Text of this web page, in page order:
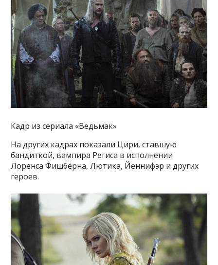
Кадр из сериала «Ведьмак»
На других кадрах показали Цири, ставшую
бандиткой, вампира Региса в исполнении
Лоренса Фишбёрна, Лютика, Йеннифэр и других
героев.